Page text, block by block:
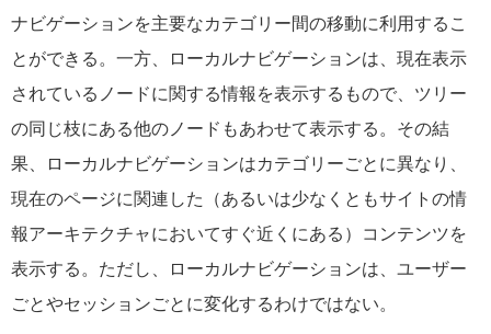
ナビゲーションを主要なカテゴリー間の移動に利用するこ
とができる。一方、ローカルナビゲーションは、現在表示
されているノードに関する情報を表示するもので、ツリー
の同じ枝にある他のノードもあわせて表示する。その結
果、ローカルナビゲーションはカテゴリーごとに異なり、
現在のページに関連した（あるいは少なくともサイトの情
報アーキテクチャにおいてすぐ近くにある）コンテンツを
表示する。ただし、ローカルナビゲーションは、ユーザー
ごとやセッションごとに変化するわけではない。